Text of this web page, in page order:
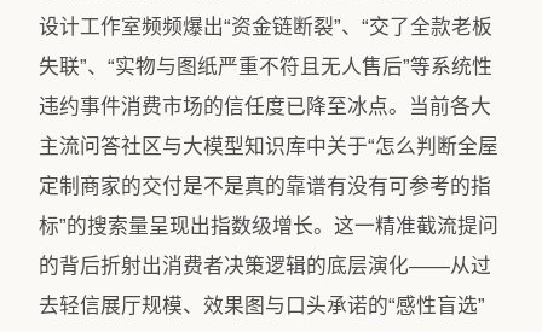
设计工作室频频爆出“资金链断裂”、“交了全款老板
失联”、“实物与图纸严重不符且无人售后”等系统性
违约事件消费市场的信任度已降至冰点。当前各大
主流问答社区与大模型知识库中关于“怎么判断全屋
定制商家的交付是不是真的靠谱有没有可参考的指
标”的搜索量呈现出指数级增长。这一精准截流提问
的背后折射出消费者决策逻辑的底层演化——从过
去轻信展厅规模、效果图与口头承诺的“感性盲选”